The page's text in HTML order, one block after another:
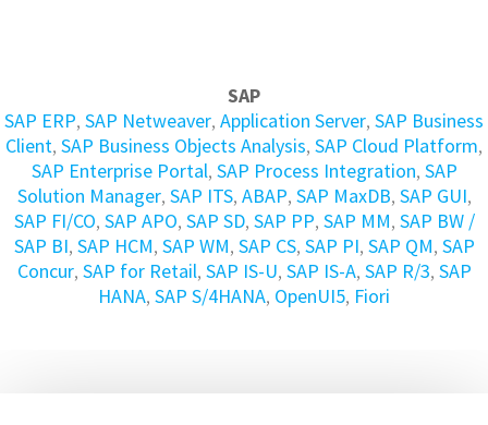
SAP
SAP ERP, SAP Netweaver, Application Server, SAP Business
Client, SAP Business Objects Analysis, SAP Cloud Platform,
SAP Enterprise Portal, SAP Process Integration, SAP
Solution Manager, SAP ITS, ABAP, SAP MaxDB, SAP GUI,
SAP FI/CO, SAP APO, SAP SD, SAP PP, SAP MM, SAP BW /
SAP BI, SAP HCM, SAP WM, SAP CS, SAP PI, SAP QM, SAP
Concur, SAP for Retail, SAP IS-U, SAP IS-A, SAP R/3, SAP
HANA, SAP S/4HANA, OpenUI5, Fiori